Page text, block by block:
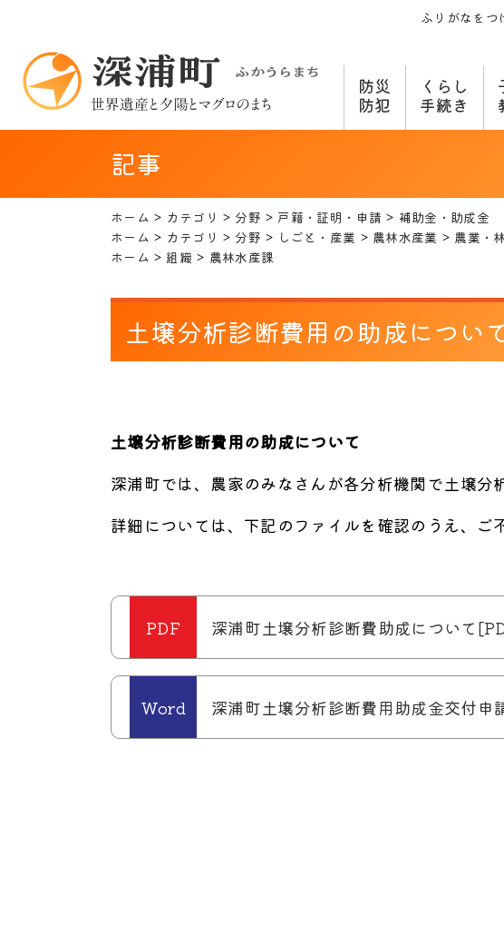
ふりがなをつ
防災
防犯
くらし
手続き
記事
ホーム カテゴリ 分野 戸籍・証明・申請
補助金・助成金
ホーム
カテゴリ 分野 しごと・産業 農林水産業
農業・
ホーム
組織 農林水産課
土壌分析診断費用の助成につい
土壌分析診断費用の助成について
深浦町では、農家のみなさんが各分析機関で土壌
詳細については、下記のファイルを確認のうえ、
深浦町土壌分析診断費助成について
深浦町土壌分析診断費用助成金交付